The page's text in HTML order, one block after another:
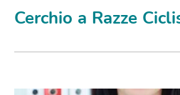
Cerchio a Razze